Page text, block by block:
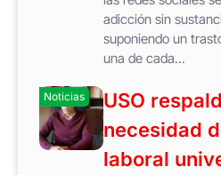
adicción sin
suponiendo un
una de cada...
Noticias
USO
necesidad
laboral